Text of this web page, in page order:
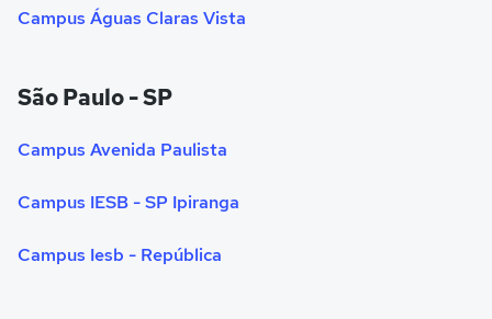
Campus Águas Claras Vista
São Paulo - SP
Campus Avenida Paulista
Campus IESB - SP Ipiranga
Campus Iesb - República